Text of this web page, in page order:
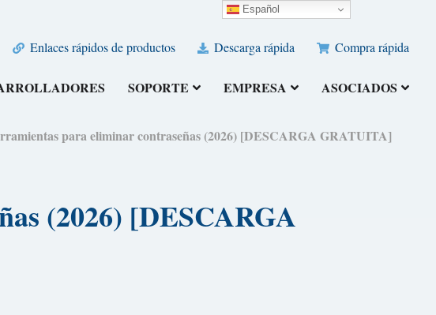
Enlaces rápidos de productos Descarga rápida Compra rápida
SOPORTE EMPRESA ASOCIADOS
para eliminar contraseñas (2026) [DESCARGA GRATUITA]
(2026) [DESCARGA
Español